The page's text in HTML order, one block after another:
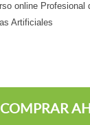
online Profesional
Artificiales
COMPRAR